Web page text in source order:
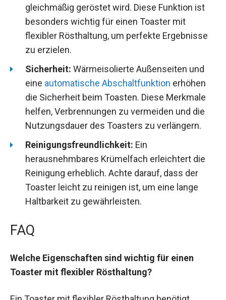
gleichmäßig geröstet wird. Diese Funktion ist
besonders wichtig für einen Toaster mit
flexibler Rösthaltung, um perfekte Ergebnisse
zu erzielen.
Sicherheit: Wärmeisolierte Außenseiten und
eine automatische Abschaltfunktion erhöhen
die Sicherheit beim Toasten. Diese Merkmale
helfen, Verbrennungen zu vermeiden und die
Nutzungsdauer des Toasters zu verlängern.
Reinigungsfreundlichkeit: Ein
herausnehmbares Krümelfach erleichtert die
Reinigung erheblich. Achte darauf, dass der
Toaster leicht zu reinigen ist, um eine lange
Haltbarkeit zu gewährleisten.
FAQ
Welche Eigenschaften sind wichtig für einen
Toaster mit flexibler Rösthaltung?